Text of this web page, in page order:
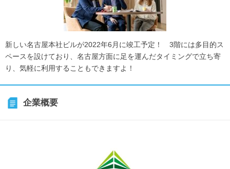
新しい名古屋本社ビルが2022年6月に竣工予定！ 3階には多目的ス
ペースを設けており、名古屋方面に足を運んだタイミングで立ち寄
り、気軽に利用することもできますよ！
企業概要